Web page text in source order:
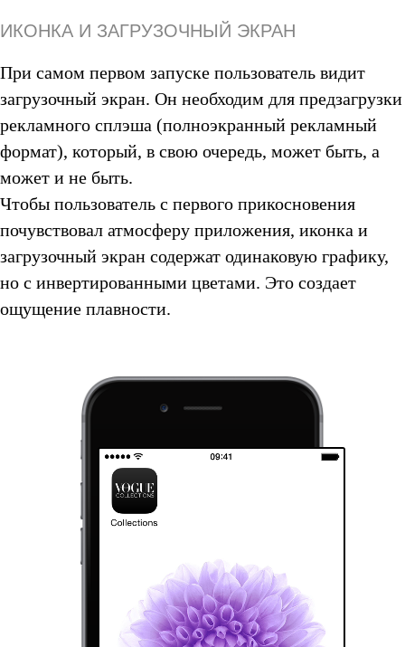
ИКОНКА И ЗАГРУЗОЧНЫЙ ЭКРАН
При самом первом запуске пользователь видит
загрузочный экран. Он необходим для предзагрузки
рекламного сплэша (полноэкранный рекламный
формат), который, в свою очередь, может быть, а
может и не быть.
Чтобы пользователь с первого прикосновения
почувствовал атмосферу приложения, иконка и
загрузочный экран содержат одинаковую графику,
но с инвертированными цветами. Это создает
ощущение плавности.